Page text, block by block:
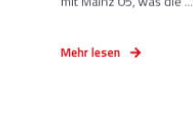
Mehr lesen